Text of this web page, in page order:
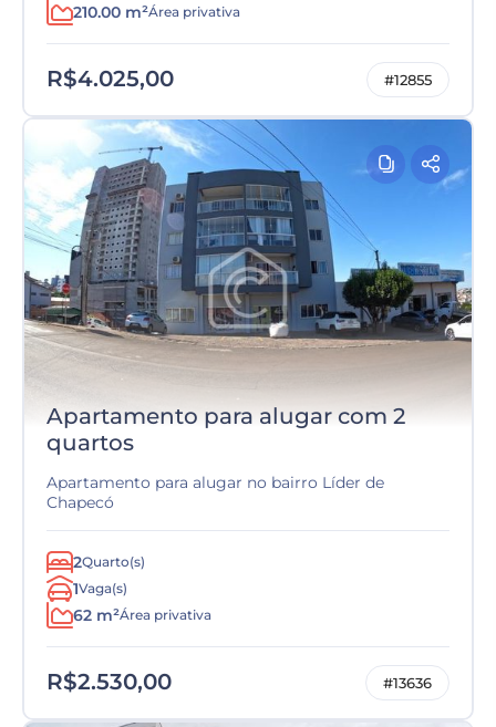
210.00 m²Área privativa
R$4.025,00 #12855
Apartamento para alugar com 2
quartos
Apartamento para alugar no bairro Líder de
Chapecó
2Quarto(s)
1Vaga(s)
62 m²Área privativa
R$2.530,00 #13636